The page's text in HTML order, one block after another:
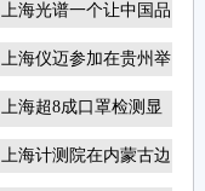
上海光谱一个让中国品
上海仪迈参加在贵州举
上海超8成口罩检测显
上海计测院在内蒙古边